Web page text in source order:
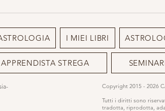
I MIEI LIBRI
STREGA
Copyright 2015 - 2026
Tutti i diritti sono
tradotta, riprodotta,